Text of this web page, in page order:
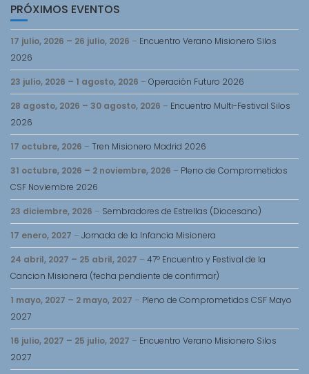
PRÓXIMOS EVENTOS
17 julio, 2026 – 26 julio, 2026 – Encuentro Verano Misionero Silos
2026
23 julio, 2026 – 1 agosto, 2026 – Operación Futuro 2026
28 agosto, 2026 – 30 agosto, 2026 – Encuentro Multi-Festival Silos
2026
17 octubre, 2026 – Tren Misionero Madrid 2026
31 octubre, 2026 – 2 noviembre, 2026 – Pleno de Comprometidos
CSF Noviembre 2026
23 diciembre, 2026 – Sembradores de Estrellas (Diocesano)
17 enero, 2027 – Jornada de la Infancia Misionera
24 abril, 2027 – 25 abril, 2027 – 47º Encuentro y Festival de la
Cancion Misionera (fecha pendiente de confirmar)
1 mayo, 2027 – 2 mayo, 2027 – Pleno de Comprometidos CSF Mayo
2027
16 julio, 2027 – 25 julio, 2027 – Encuentro Verano Misionero Silos
2027